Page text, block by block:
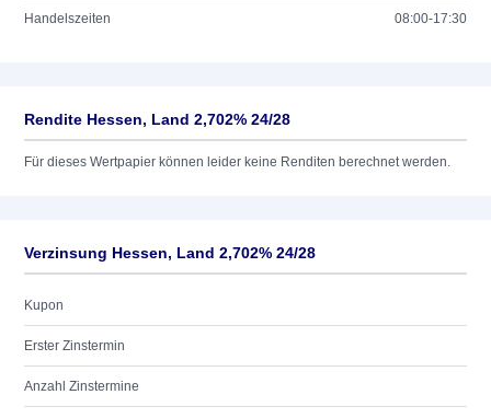
Handelszeiten 08:00-17:30
Rendite Hessen, Land 2,702% 24/28
Für dieses Wertpapier können leider keine Renditen berechnet werden.
Verzinsung Hessen, Land 2,702% 24/28
Kupon
Erster Zinstermin
Anzahl Zinstermine